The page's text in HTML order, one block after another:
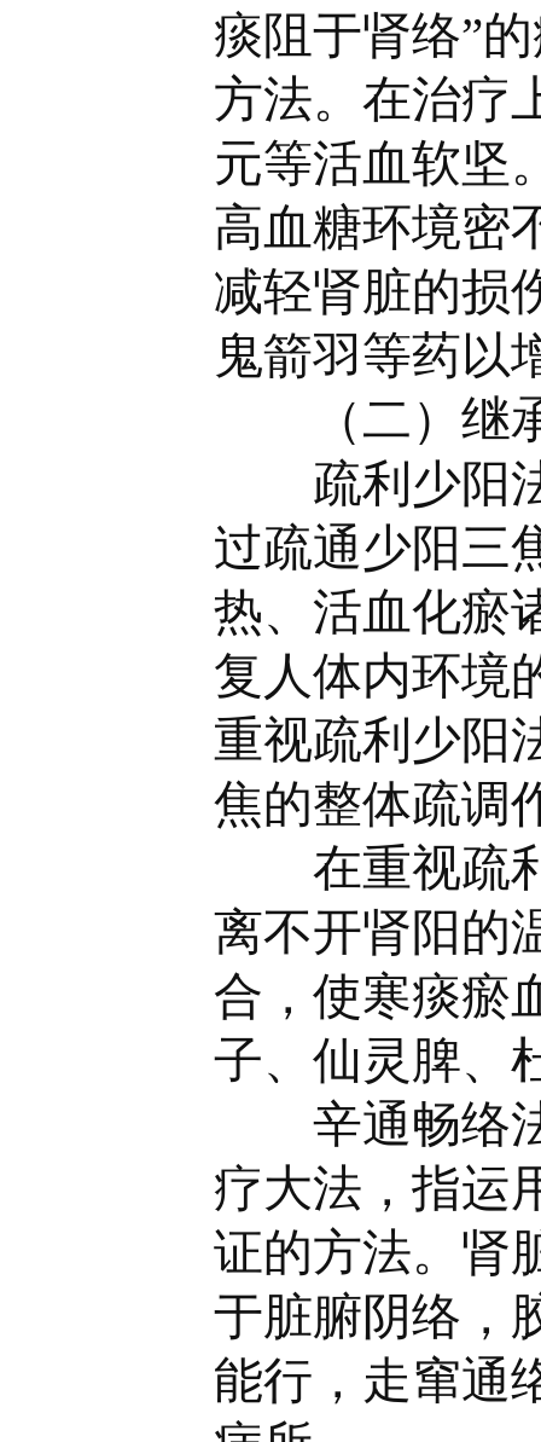
痰阻于肾络”
方法。在治疗
元等活血软坚
高血糖环境密
减轻肾脏的损
鬼箭羽等药以
（二）继承
疏利少阳法
过疏通少阳三
热、活血化瘀
复人体内环境
重视疏利少阳
焦的整体疏调
在重视疏利
离不开肾阳的
合，使寒痰瘀
子、仙灵脾、
辛通畅络法
疗大法，指运
证的方法。肾
于脏腑阴络，
能行，走窜通